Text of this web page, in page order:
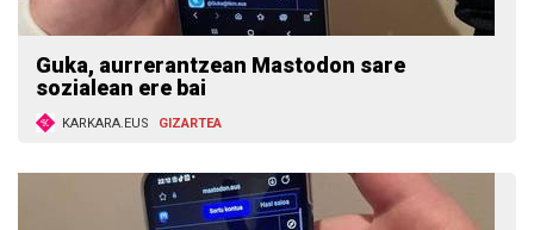
Guka, aurrerantzean Mastodon sare
sozialean ere bai
KARKARA.EUS GIZARTEA